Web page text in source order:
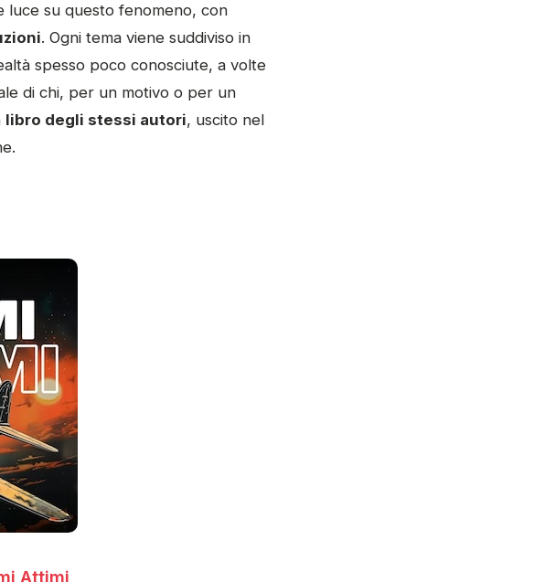
luce su questo fenomeno, con
. Ogni tema viene suddiviso in
spesso poco conosciute, a volte
di chi, per un motivo o per un
libro degli stessi autori, uscito nel